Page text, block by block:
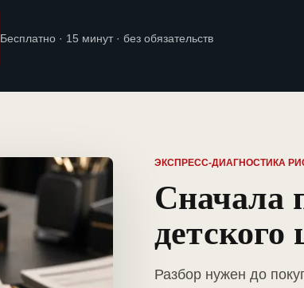
Бесплатно · 15 минут · без обязательств
ЭКСПРЕСС-ДИАГНОСТИКА
Сначала
детского
Разбор нужен до